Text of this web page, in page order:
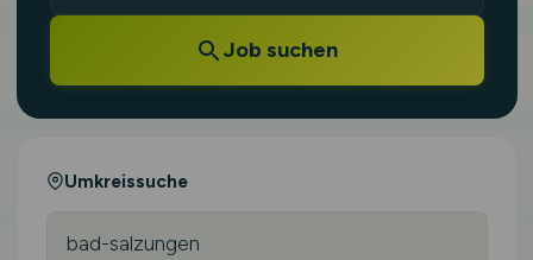
Job suchen
Umkreissuche